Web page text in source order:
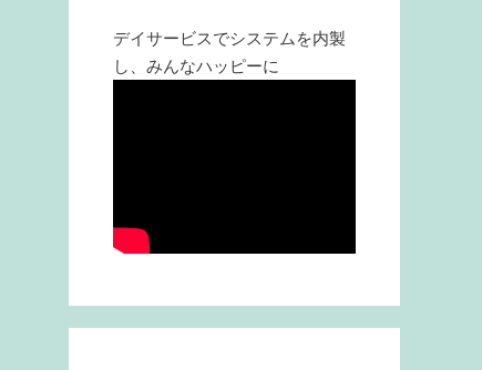
デイサービスでシステムを内製
し、みんなハッピーに